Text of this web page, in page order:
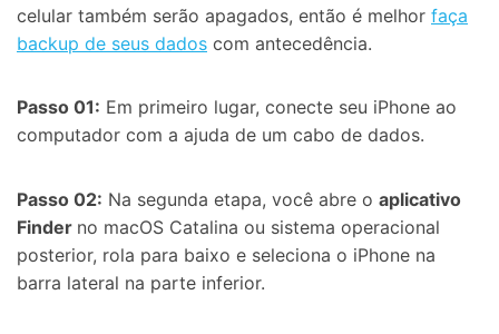
celular também serão apagados, então é melhor faça
backup de seus dados com antecedência.
Passo 01: Em primeiro lugar, conecte seu iPhone ao
computador com a ajuda de um cabo de dados.
Passo 02: Na segunda etapa, você abre o aplicativo
Finder no macOS Catalina ou sistema operacional
posterior, rola para baixo e seleciona o iPhone na
barra lateral na parte inferior.